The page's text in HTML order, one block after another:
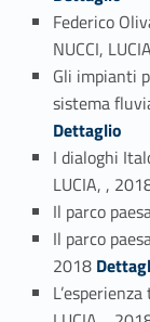
Federico
NUCCI,
Gli impianti
sistema
Dettaglio
I dialoghi
LUCIA, ,
Il parco
Il parco
2018Link identifier #identifier_person_158814-14